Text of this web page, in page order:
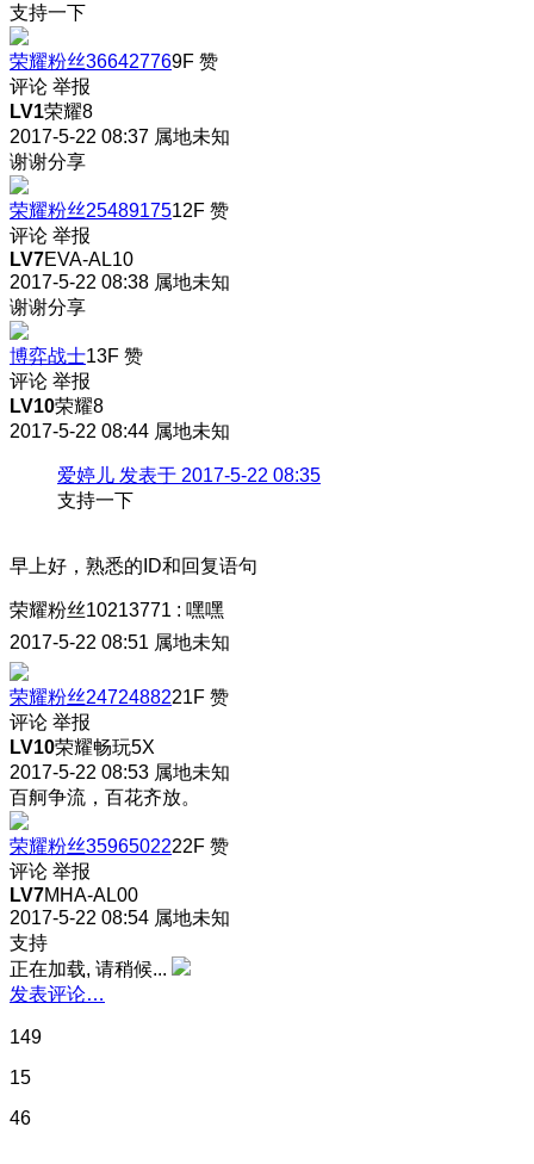
支持一下
荣耀粉丝366427769F 赞
评论 举报
LV1荣耀8
2017-5-22 08:37 属地未知
谢谢分享
荣耀粉丝2548917512F 赞
评论 举报
LV7EVA-AL10
2017-5-22 08:38 属地未知
谢谢分享
博弈战士13F 赞
评论 举报
LV10荣耀8
2017-5-22 08:44 属地未知
爱婷儿 发表于 2017-5-22 08:35
支持一下
早上好，熟悉的ID和回复语句
荣耀粉丝10213771 : 嘿嘿
2017-5-22 08:51 属地未知
荣耀粉丝2472488221F 赞
评论 举报
LV10荣耀畅玩5X
2017-5-22 08:53 属地未知
百舸争流，百花齐放。
荣耀粉丝3596502222F 赞
评论 举报
LV7MHA-AL00
2017-5-22 08:54 属地未知
支持
正在加载, 请稍候...
发表评论…
149
15
46